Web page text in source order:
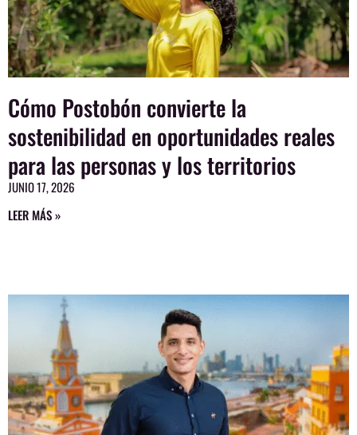
Cómo Postobón convierte la
sostenibilidad en oportunidades reales
para las personas y los territorios
JUNIO 17, 2026
LEER MÁS »